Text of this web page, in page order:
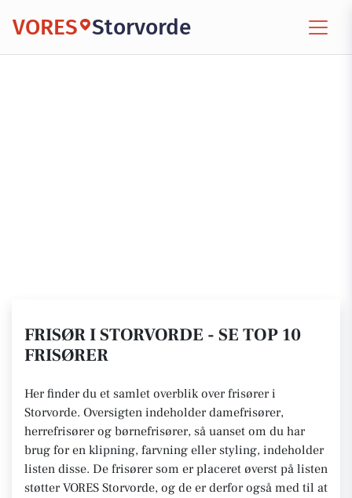
VORES Storvorde
FRISØR I STORVORDE - SE TOP 10
FRISØRER
Her finder du et samlet overblik over frisører i
Storvorde. Oversigten indeholder damefrisører,
herrefrisører og børnefrisører, så uanset om du har
brug for en klipning, farvning eller styling, indeholder
listen disse. De frisører som er placeret øverst på listen
støtter VORES Storvorde, og de er derfor også med til at